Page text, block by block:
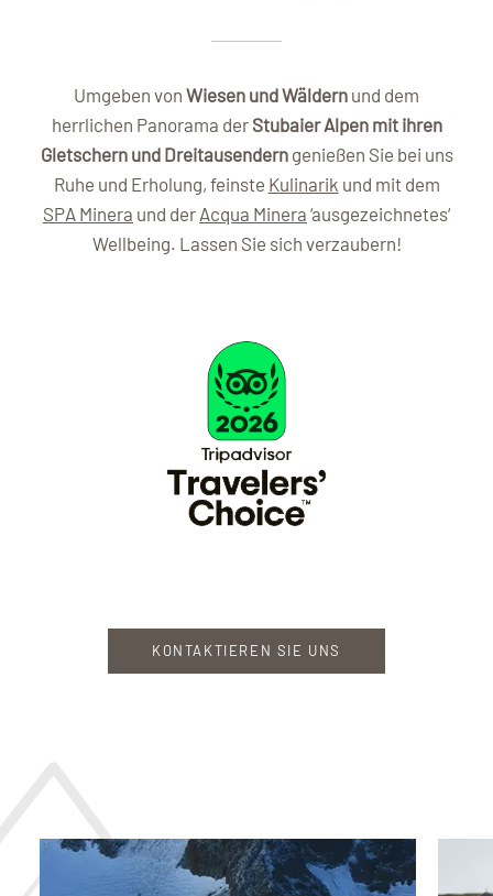
Umgeben von Wiesen und Wäldern und dem
herrlichen Panorama der Stubaier Alpen mit ihren
Gletschern und Dreitausenderngenießen Sie bei uns
Ruhe und Erholung, feinste Kulinarik und mit dem
SPA Minera und der Acqua Minera ‘ausgezeichnetes‘
Wellbeing. Lassen Sie sich verzaubern!
KONTAKTIEREN SIE UNS